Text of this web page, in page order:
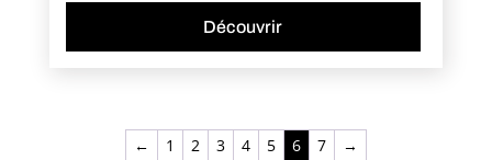
Découvrir
← 1 2 3 4 5 6 7 →